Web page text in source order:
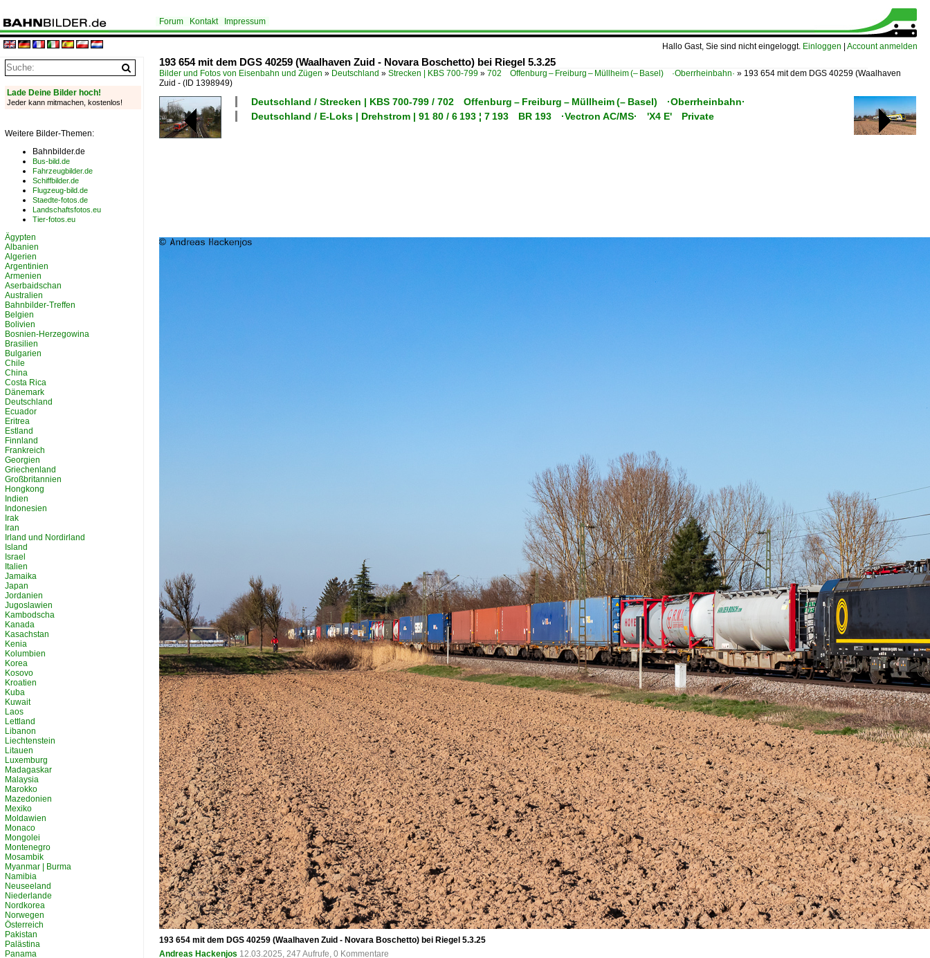
Hallo Gast, Sie sind nicht eingeloggt. Einloggen Account anmelden
Forum Kontakt Impressum
193 654 mit dem DGS 40259 (Waalhaven Zuid - Novara Boschetto) bei Riegel 5.3.25
Bilder und Fotos von Eisenbahn und Zügen » Deutschland » Strecken | KBS 700-799 » 702 Offenburg – Freiburg – Müllheim (– Basel) ·Oberrheinbahn· » 193 654 mit dem DGS 40259 (Waalhaven
Zuid - (ID 1398949)
Deutschland / Strecken | KBS 700-799 / 702 Offenburg – Freiburg – Müllheim (– Basel) ·Oberrheinbahn·
Deutschland / E-Loks | Drehstrom | 91 80 / 6 193 ¦ 7 193 BR 193 ·Vectron AC/MS· 'X4 E' Private
193 654 mit dem DGS 40259 (Waalhaven Zuid - Novara Boschetto) bei Riegel 5.3.25
Andreas Hackenjos 12.03.2025, 247 Aufrufe, 0 Kommentare
Lade Deine Bilder hoch!
Jeder kann mitmachen, kostenlos!
Weitere Bilder-Themen:
Bahnbilder.de
Bus-bild.de
Fahrzeugbilder.de
Schiffbilder.de
Flugzeug-bild.de
Staedte-fotos.de
Landschaftsfotos.eu
Tier-fotos.eu
Ägypten
Albanien
Algerien
Argentinien
Armenien
Aserbaidschan
Australien
Bahnbilder-Treffen
Belgien
Bolivien
Bosnien-Herzegowina
Brasilien
Bulgarien
Chile
China
Costa Rica
Dänemark
Deutschland
Ecuador
Eritrea
Estland
Finnland
Frankreich
Georgien
Griechenland
Großbritannien
Hongkong
Indien
Indonesien
Irak
Iran
Irland und Nordirland
Island
Israel
Italien
Jamaika
Japan
Jordanien
Jugoslawien
Kambodscha
Kanada
Kasachstan
Kenia
Kolumbien
Korea
Kosovo
Kroatien
Kuba
Kuwait
Laos
Lettland
Libanon
Liechtenstein
Litauen
Luxemburg
Madagaskar
Malaysia
Marokko
Mazedonien
Mexiko
Moldawien
Monaco
Mongolei
Montenegro
Mosambik
Myanmar | Burma
Namibia
Neuseeland
Niederlande
Nordkorea
Norwegen
Österreich
Pakistan
Palästina
Panama